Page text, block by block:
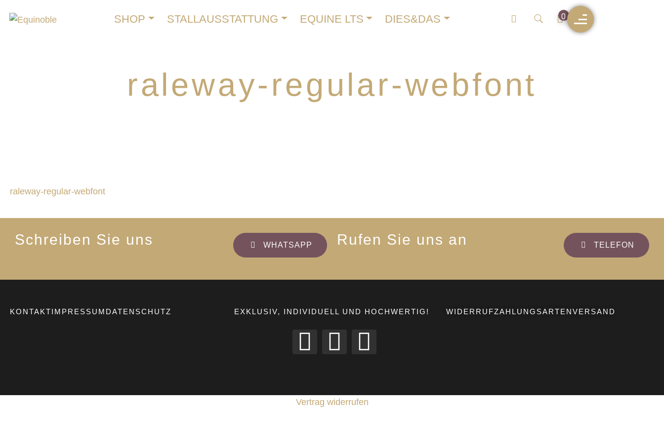
SHOP STALLAUSSTATTUNG EQUINE LTS DIES&DAS 0
raleway-regular-webfont
raleway-regular-webfont
Schreiben Sie uns WHATSAPP Rufen Sie uns an TELEFON
KONTAKTIMPRESSUM DATENSCHUTZ EXKLUSIV, INDIVIDUELL UND HOCHWERTIG! WIDERRUFZAHLUNGSARTENVERSAND
Vertrag widerrufen